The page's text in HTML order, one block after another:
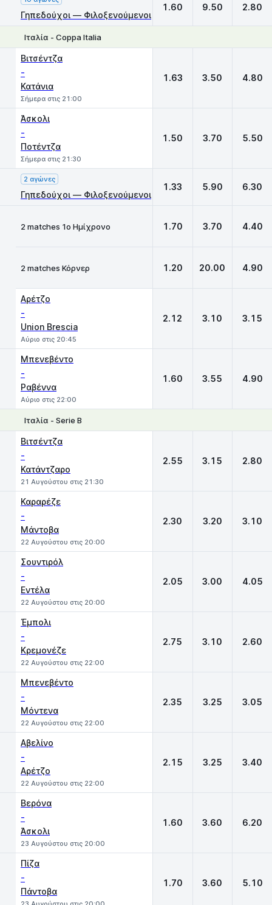
Γηπεδούχοι — Φιλοξενούμενοι
1.60 9.50 2.80
Ιταλία - Coppa Italia
Βιτσέντζα
-
Κατάνια
Σήμερα στις 21:00
1.63 3.50 4.80
Άσκολι
-
Ποτέντζα
Σήμερα στις 21:30
1.50 3.70 5.50
2 αγώνες
Γηπεδούχοι — Φιλοξενούμενοι
1.33 5.90 6.30
2 matches 1ο Ημίχρονο 1.70 3.70 4.40
2 matches Κόρνερ 1.20 20.00 4.90
Αρέτζο
-
Union Brescia
Αύριο στις 20:45
2.12 3.10 3.15
Μπενεβέντο
-
Ραβέννα
Αύριο στις 22:00
1.60 3.55 4.90
Ιταλία - Serie B
Βιτσέντζα
-
Κατάντζαρο
21 Αυγούστου στις 21:30
2.55 3.15 2.80
Καραρέζε
-
Μάντοβα
22 Αυγούστου στις 20:00
2.30 3.20 3.10
Σουντιρόλ
-
Εντέλα
22 Αυγούστου στις 20:00
2.05 3.00 4.05
Έμπολι
-
Kρεμονέζε
22 Αυγούστου στις 22:00
2.75 3.10 2.60
Μπενεβέντο
-
Μόντενα
22 Αυγούστου στις 22:00
2.35 3.25 3.05
Αβελίνο
-
Αρέτζο
22 Αυγούστου στις 22:00
2.15 3.25 3.40
Βερόνα
-
Άσκολι
23 Αυγούστου στις 20:00
1.60 3.60 6.20
Πίζα
-
Πάντοβα
1.70 3.60 5.10